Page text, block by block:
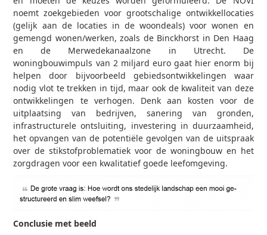
noemt zoekgebieden voor grootschalige ontwikkellocaties
(gelijk aan de locaties in de woondeals) voor wonen en
gemengd wonen/werken, zoals de Binckhorst in Den Haag
en de Merwedekanaalzone in Utrecht. De
woningbouwimpuls van 2 miljard euro gaat hier enorm bij
helpen door bijvoorbeeld gebiedsontwikkelingen waar
nodig vlot te trekken in tijd, maar ook de kwaliteit van deze
ontwikkelingen te verhogen. Denk aan kosten voor de
uitplaatsing van bedrijven, sanering van gronden,
infrastructurele ontsluiting, investering in duurzaamheid,
het opvangen van de potentiële gevolgen van de uitspraak
over de stikstofproblematiek voor de woningbouw en het
zorgdragen voor een kwalitatief goede leefomgeving.
Conclusie met beeld